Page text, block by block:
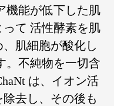
機能が低下した肌
て 活性酵素を肌
肌細胞が酸化し
。不純物を一切含
は、イオン活
去し、その後も